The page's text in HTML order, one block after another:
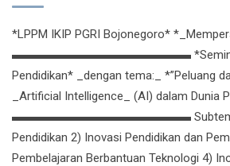
*LPPM IKIP PGRI Bojonegoro*
▬▬▬▬▬▬▬▬▬▬▬▬▬▬▬ *Seminar
Pendidikan* _dengan tema:_ *”Peluang
_Artificial Intelligence_ (AI) dalam Dunia
▬▬▬▬▬▬▬▬▬▬▬▬▬▬▬ Subtema
Pendidikan 2) Inovasi Pendidikan dan
Pembelajaran Berbantuan Teknologi 4)